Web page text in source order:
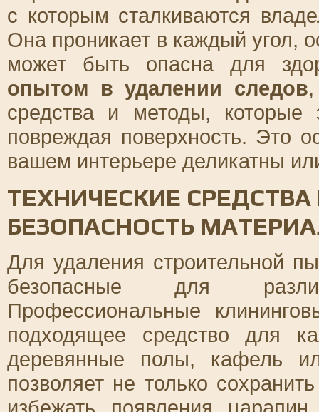
с которым сталкиваются
Она проникает в каждый угол,
может быть опасна для
опытом в удалении следов
средства и методы,
повреждая поверхность. Это
вашем интерьере деликатны
ТЕХНИЧЕСКИЕ
БЕЗОПАСНОСТЬ
Для удаления строительной
безопасные для
Профессиональные
подходящее средство для
деревянные полы, кафель
позволяет не только
избежать появления